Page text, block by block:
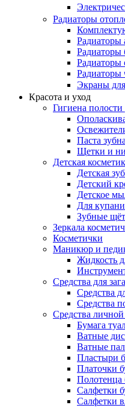
Радиаторы
Радиаторы
Радиаторы
Радиаторы
Экраны
Красота и уход
Гигиена полости
Паста
Щетки и
Детская
Детская
Детский
Детское
Для
Зубные
Зеркала
Косметички
Маникюр и
Жидкость
Средства для
Средства
Средства
Средства
Бумага
Ватные
Ватные
Пластыри
Платочки
Салфетки
Салфетки